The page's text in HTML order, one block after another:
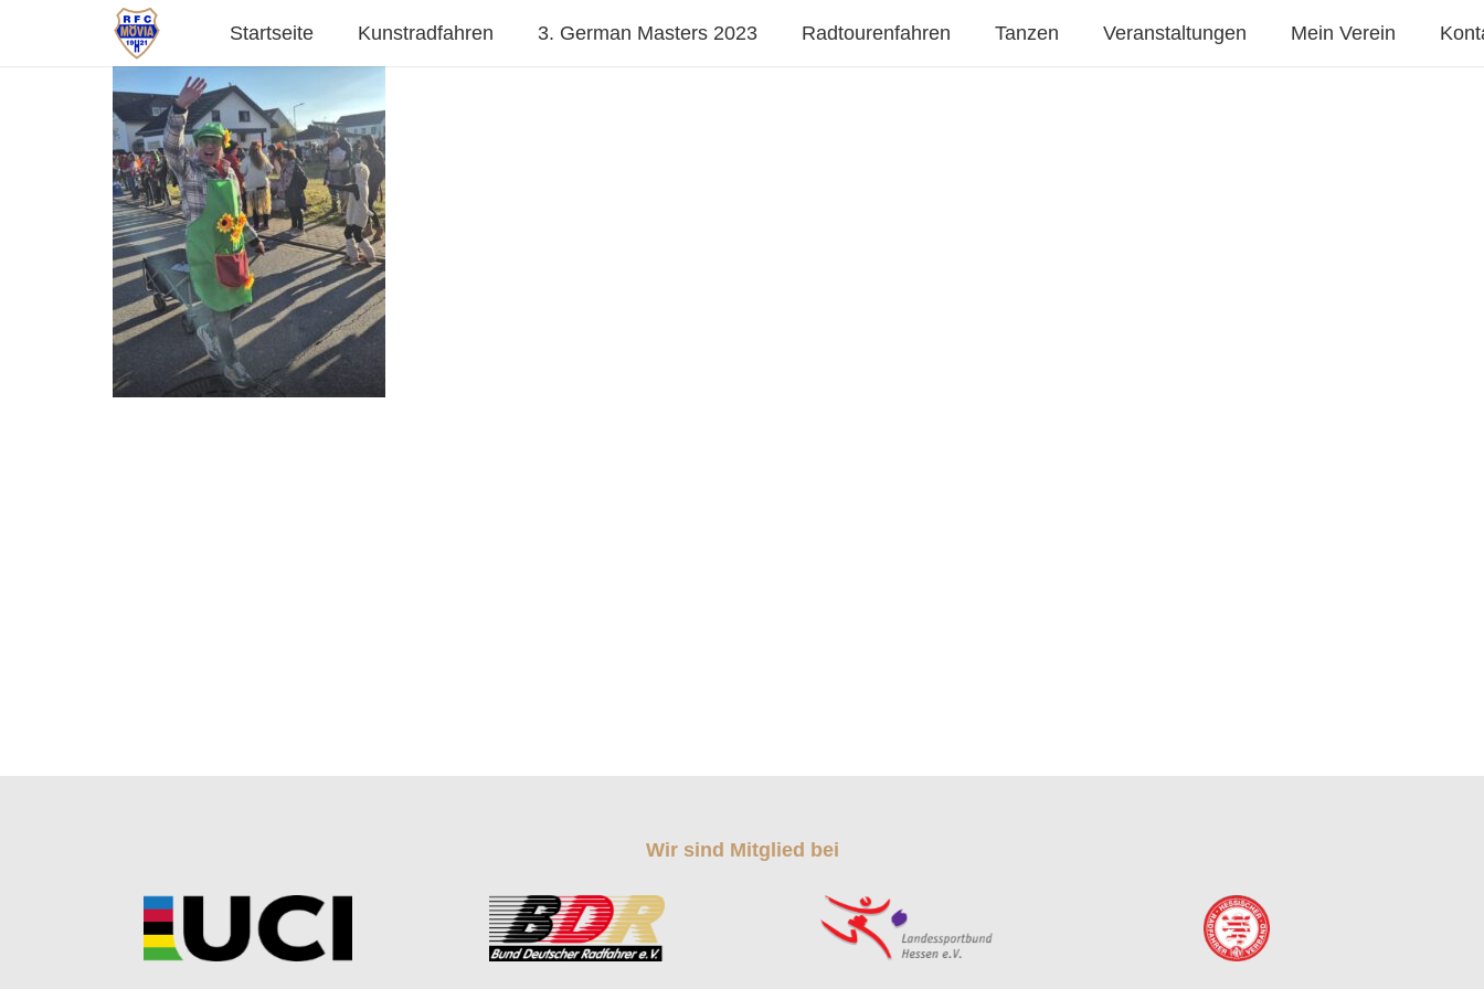
Startseite Kunstradfahren 3. German Masters 2023 Radtourenfahren Tanzen Veranstaltungen Mein Verein
Wir sind Mitglied bei